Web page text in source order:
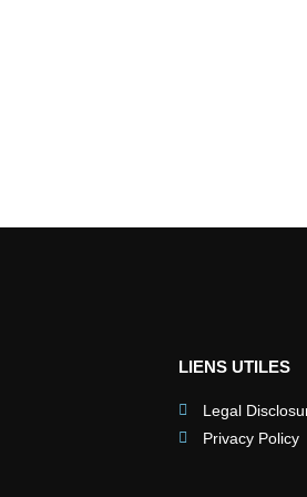
LIENS UTILES
Legal
Privacy Policy